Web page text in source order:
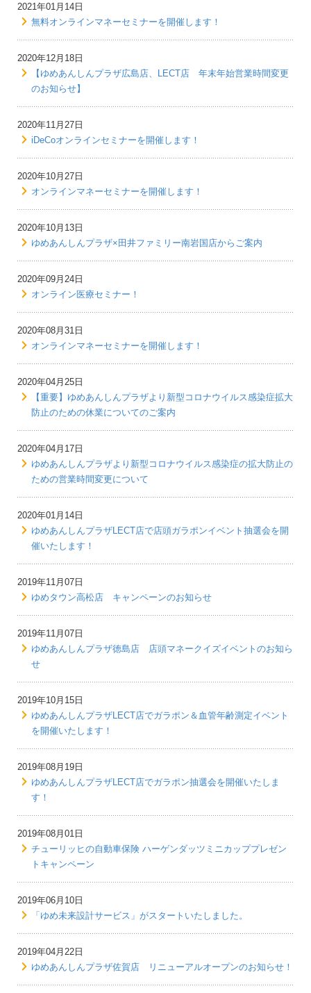
2021年01月14日
無料オンラインマネーセミナーを開催します！
2020年12月18日
【ゆめあんしんプラザ広島店、LECT店 年末年始営業時間変更
のお知らせ】
2020年11月27日
iDeCoオンラインセミナーを開催します！
2020年10月27日
オンラインマネーセミナーを開催します！
2020年10月13日
ゆめあんしんプラザ×田井ファミリー南岩国店からご案内
2020年09月24日
オンライン医療セミナー！
2020年08月31日
オンラインマネーセミナーを開催します！
2020年04月25日
【重要】ゆめあんしんプラザより新型コロナウイルス感染症拡大
防止のための休業についてのご案内
2020年04月17日
ゆめあんしんプラザより新型コロナウイルス感染症の拡大防止の
ための営業時間変更について
2020年01月14日
ゆめあんしんプラザLECT店で店頭ガラポンイベント抽選会を開
催いたします！
2019年11月07日
ゆめタウン高松店 キャンペーンのお知らせ
2019年11月07日
ゆめあんしんプラザ徳島店 店頭マネークイズイベントのお知ら
せ
2019年10月15日
ゆめあんしんプラザLECT店でガラポン＆血管年齢測定イベント
を開催いたします！
2019年08月19日
ゆめあんしんプラザLECT店でガラポン抽選会を開催いたしま
す！
2019年08月01日
チューリッヒの自動車保険 ハーゲンダッツミニカッププレゼン
トキャンペーン
2019年06月10日
「ゆめ未来設計サービス」がスタートいたしました。
2019年04月22日
ゆめあんしんプラザ佐賀店 リニューアルオープンのお知らせ！